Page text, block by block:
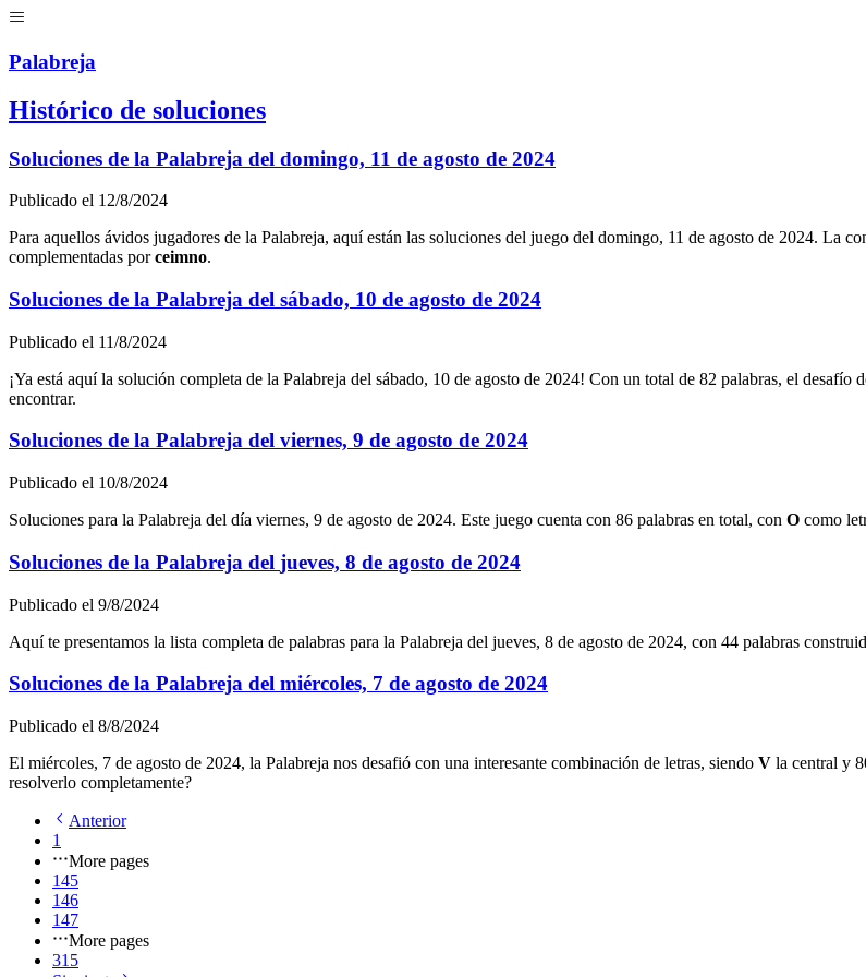
Palabreja
Histórico de soluciones
Soluciones de la Palabreja del domingo, 11 de agosto de 2024
Publicado el 12/8/2024
Para aquellos ávidos jugadores de la Palabreja, aquí están las soluciones del juego del domingo, 11 de agosto de 2024. La
complementadas por ceimno.
Soluciones de la Palabreja del sábado, 10 de agosto de 2024
Publicado el 11/8/2024
¡Ya está aquí la solución completa de la Palabreja del sábado, 10 de agosto de 2024! Con un total de 82 palabras, el desafío
encontrar.
Soluciones de la Palabreja del viernes, 9 de agosto de 2024
Publicado el 10/8/2024
Soluciones para la Palabreja del día viernes, 9 de agosto de 2024. Este juego cuenta con 86 palabras en total, con O como
Soluciones de la Palabreja del jueves, 8 de agosto de 2024
Publicado el 9/8/2024
Aquí te presentamos la lista completa de palabras para la Palabreja del jueves, 8 de agosto de 2024, con 44 palabras
Soluciones de la Palabreja del miércoles, 7 de agosto de 2024
Publicado el 8/8/2024
El miércoles, 7 de agosto de 2024, la Palabreja nos desafió con una interesante combinación de letras, siendo V la central y
resolverlo completamente?
Anterior
1
More pages
145
146
147
More pages
315